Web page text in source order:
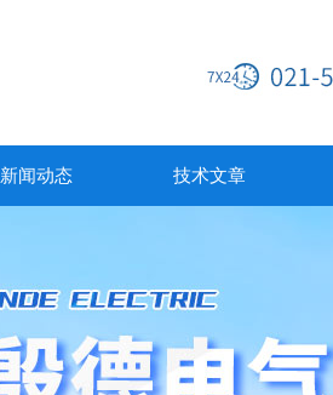
新闻动态 技术文章